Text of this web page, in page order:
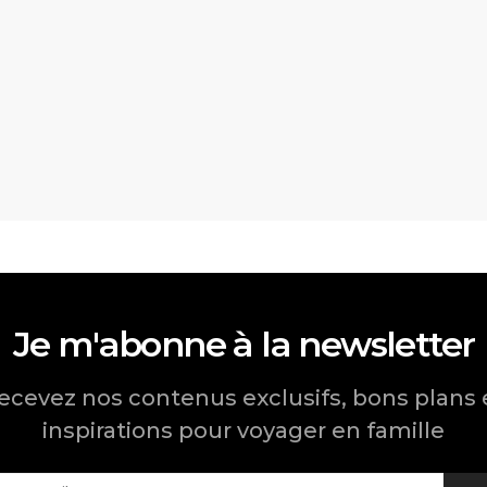
Je m'abonne à la newsletter
nos contenus exclusifs, bons plans
inspirations pour voyager en famille